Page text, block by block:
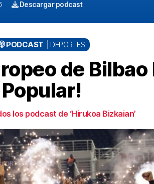
Descargar podcast
PODCAST DEPORTES
de Bilbao
Popular!
los podcast de ‘Hirukoa Bizkaian’